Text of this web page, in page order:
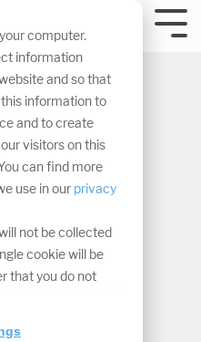
computer.
information
and so that
information to
and to create
visitors on this
can find more
use in our privacy
not be collected
cookie will be
that you do not
zum
Maxima Matara